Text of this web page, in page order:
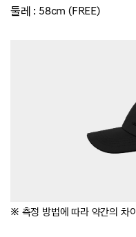
둘레 : 58cm (FREE)
※ 측정 방법에 따라 약간의 차